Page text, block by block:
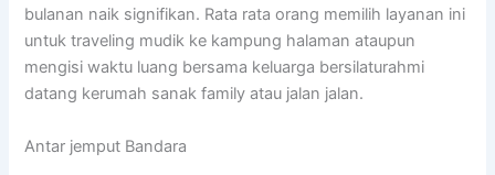
bulanan naik signifikan. Rata rata orang memilih layanan ini
untuk traveling mudik ke kampung halaman ataupun
mengisi waktu luang bersama keluarga bersilaturahmi
datang kerumah sanak family atau jalan jalan.
Antar jemput Bandara